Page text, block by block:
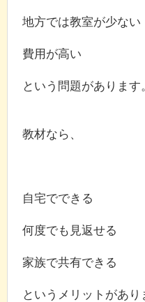
地方では教室が少ない
費用が高い
という問題があります
教材なら、
自宅でできる
何度でも見返せる
家族で共有できる
というメリットがあり